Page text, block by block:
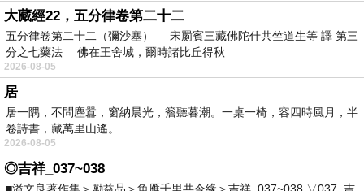
大藏經22，五分律卷第二十二
五分律卷第二十二（彌沙塞） 宋罽賓三藏佛陀什共竺道生等 譯 第三
分之七藥法 佛在王舍城，爾時諸比丘得秋
2026-08-05
居
居一隅，不問塵囂，窗納晨光，簷聽暮潮。一桌一椅，容四時風月，半
卷詩書，藏萬里山遙。
2026-08-05
◎吉祥_037~038